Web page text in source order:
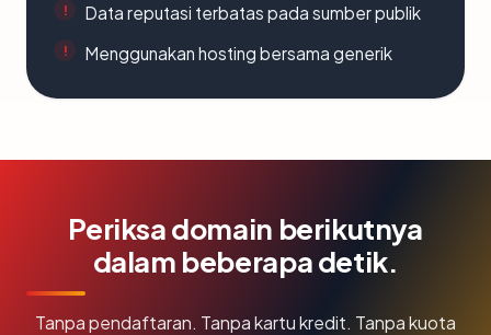
Data reputasi terbatas pada sumber publik
Menggunakan hosting bersama generik
Periksa domain berikutnya
dalam beberapa detik.
Tanpa pendaftaran. Tanpa kartu kredit. Tanpa kuota